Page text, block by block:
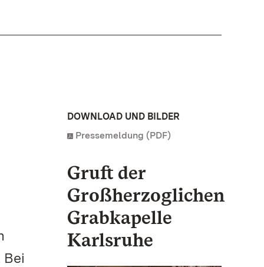
DOWNLOAD UND BILDER
Pressemeldung (PDF)
Gruft der
Großherzoglichen
Grabkapelle
Karlsruhe